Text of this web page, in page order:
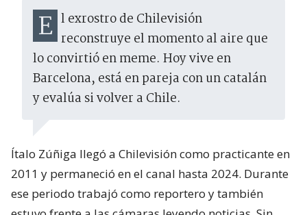
El exrostro de Chilevisión reconstruye el momento al aire que
lo convirtió en meme. Hoy vive en
Barcelona, está en pareja con un catalán
y evalúa si volver a Chile.
Ítalo Zúñiga llegó a Chilevisión como practicante en
2011 y permaneció en el canal hasta 2024. Durante
ese periodo trabajó como reportero y también